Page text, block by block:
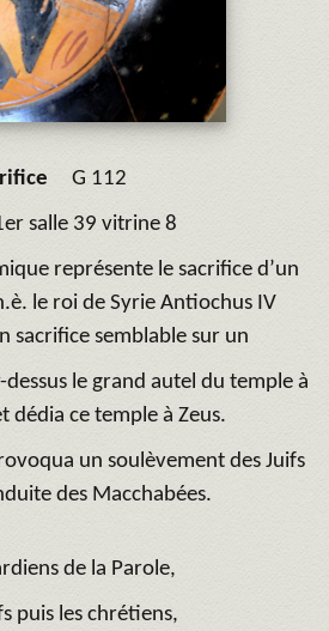
G 112
salle 39 vitrine 8
représente le sacrifice d’un
le roi de Syrie Antiochus IV
sacrifice semblable sur un
le grand autel du temple à
dédia ce temple à Zeus.
un soulèvement des Juifs
des Macchabées.
de la Parole,
puis les chrétiens,